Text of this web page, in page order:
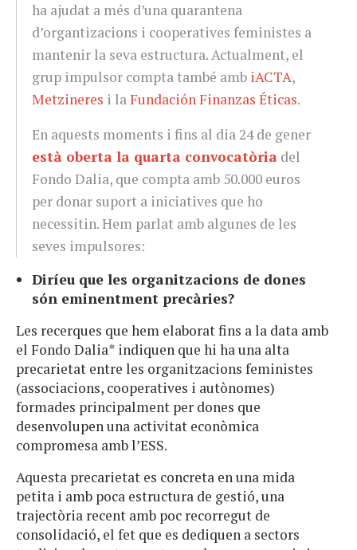
ha ajudat a més d’una quarantena
d’organtizacions i cooperatives feministes a
mantenir la seva estructura. Actualment, el
grup impulsor compta també amb iACTA,
Metzineres i laFundación Finanzas Éticas.
En aquests moments i fins al dia 24 de gener
està oberta la quarta convocatòria del
Fondo Dalia, que compta amb 50.000 euros
per donar suport a iniciatives que ho
necessitin. Hem parlat amb algunes de les
seves impulsores:
Diríeu que les organitzacions de dones
són eminentment precàries?
Les recerques que hem elaborat fins a la data amb
el Fondo Dalia* indiquen que hi ha una alta
precarietat entre les organitzacions feministes
(associacions, cooperatives i autònomes)
formades principalment per dones que
desenvolupen una activitat econòmica
compromesa amb l’ESS.
Aquesta precarietat es concreta en una mida
petita i amb poca estructura de gestió, una
trajectòria recent amb poc recorregut de
consolidació, el fet que es dediquen a sectors